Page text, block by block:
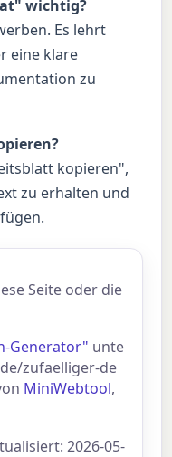
wichtig?
Es lehrt
eine klare
zu
kopieren",
zu erhalten und
Seite oder die
Generator" unte
zufaelliger-de
MiniWebtool,
2026-05-